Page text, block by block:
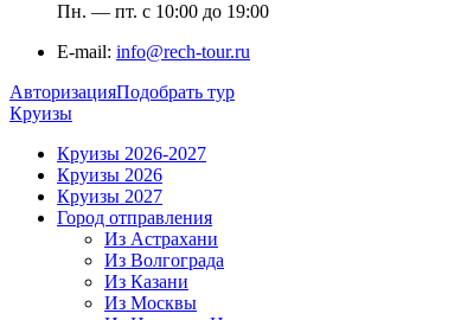
Пн. — пт. с 10:00 до 19:00
E-mail: info@rech-tour.ru
АвторизацияПодобрать тур
Круизы
Круизы 2026-2027
Круизы 2026
Круизы 2027
Город отправления
Из Астрахани
Из Волгограда
Из Казани
Из Москвы